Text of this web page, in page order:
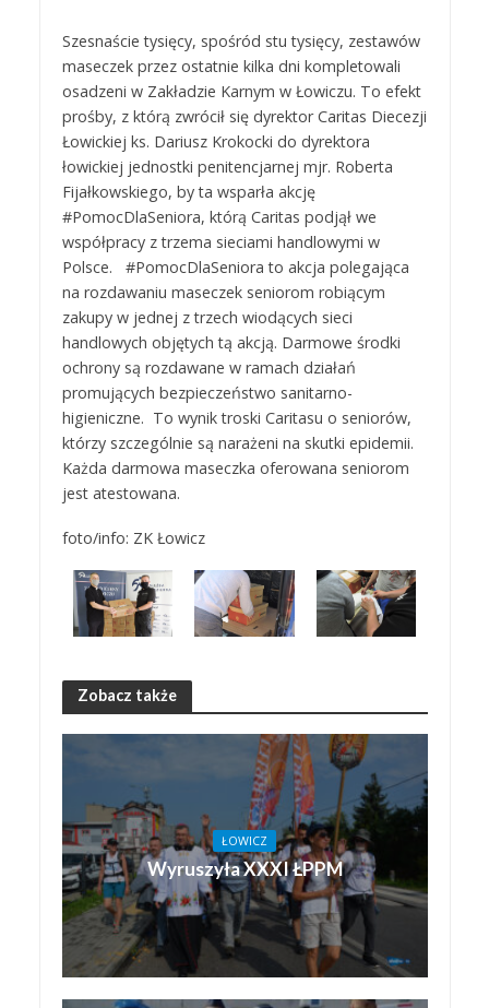
Szesnaście tysięcy, spośród stu tysięcy, zestawów
maseczek przez ostatnie kilka dni kompletowali
osadzeni w Zakładzie Karnym w Łowiczu. To efekt
prośby, z którą zwrócił się dyrektor Caritas Diecezji
Łowickiej ks. Dariusz Krokocki do dyrektora
łowickiej jednostki penitencjarnej mjr. Roberta
Fijałkowskiego, by ta wsparła akcję
#PomocDlaSeniora, którą Caritas podjął we
współpracy z trzema sieciami handlowymi w
Polsce. #PomocDlaSeniora to akcja polegająca
na rozdawaniu maseczek seniorom robiącym
zakupy w jednej z trzech wiodących sieci
handlowych objętych tą akcją. Darmowe środki
ochrony są rozdawane w ramach działań
promujących bezpieczeństwo sanitarno-
higieniczne. To wynik troski Caritasu o seniorów,
którzy szczególnie są narażeni na skutki epidemii.
Każda darmowa maseczka oferowana seniorom
jest atestowana.
foto/info: ZK Łowicz
Zobacz także
ŁOWICZ
Wyruszyła XXXI ŁPPM